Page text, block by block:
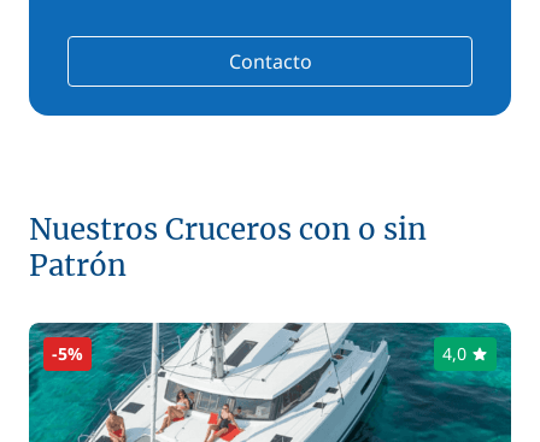
Contacto
Nuestros Cruceros con o sin
Patrón
-5% 4,0